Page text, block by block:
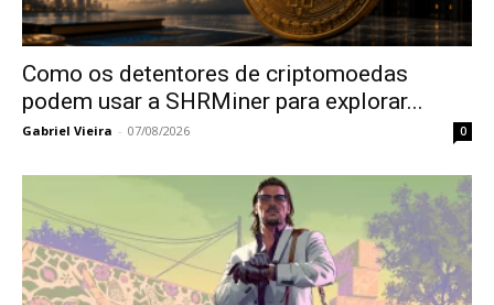
Como os detentores de criptomoedas
podem usar a SHRMiner para explorar...
Gabriel Vieira - 07/08/2026 0